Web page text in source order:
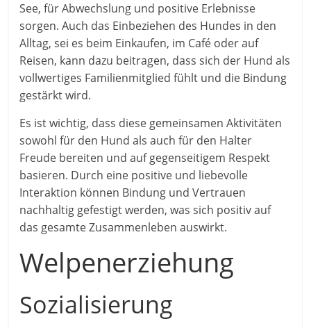
See, für Abwechslung und positive Erlebnisse
sorgen. Auch das Einbeziehen des Hundes in den
Alltag, sei es beim Einkaufen, im Café oder auf
Reisen, kann dazu beitragen, dass sich der Hund als
vollwertiges Familienmitglied fühlt und die Bindung
gestärkt wird.
Es ist wichtig, dass diese gemeinsamen Aktivitäten
sowohl für den Hund als auch für den Halter
Freude bereiten und auf gegenseitigem Respekt
basieren. Durch eine positive und liebevolle
Interaktion können Bindung und Vertrauen
nachhaltig gefestigt werden, was sich positiv auf
das gesamte Zusammenleben auswirkt.
Welpenerziehung
Sozialisierung